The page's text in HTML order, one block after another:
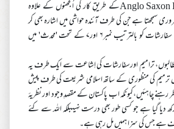
اگرچہ ادارئہ 'محدث' Anglo Saxon Lawsکے طریقِ کار کی اُلجھنوں کے علاوہ
سمجھتا ہے جن کی طرف آئندہ حواشی میں اشارہ بھی کر
دیاگیا ہے۔ تاہم ان دونوں سفارشات کو بالترتیب نمبر۶ اور۷ کے تحت 'محدث' میں
ترامیم اورسفارشات کی اِشاعت سے ایک طرف یہ
کہ ملک میں ۱۸ ویں ترمیم کی منظوری کے ساتھ اسلامی شریعت کی طرف پیش
چاہئیں،کیونکہ اب پاکستان کے مقصدِ وجود اور نظریۂ
دیا گیا ہے جو کسی طور بھی درست نہیںبلکہ اللہ سے کئے
ہے جس کی سزا ہمیں مل رہی ہے۔